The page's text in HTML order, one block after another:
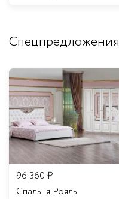
Спецпредложения
96 360 ₽
Спальня Рояль